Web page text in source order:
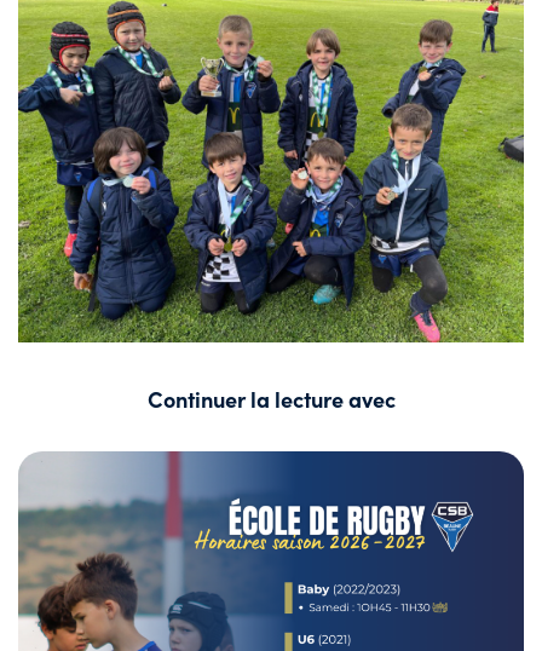
Continuer la lecture avec